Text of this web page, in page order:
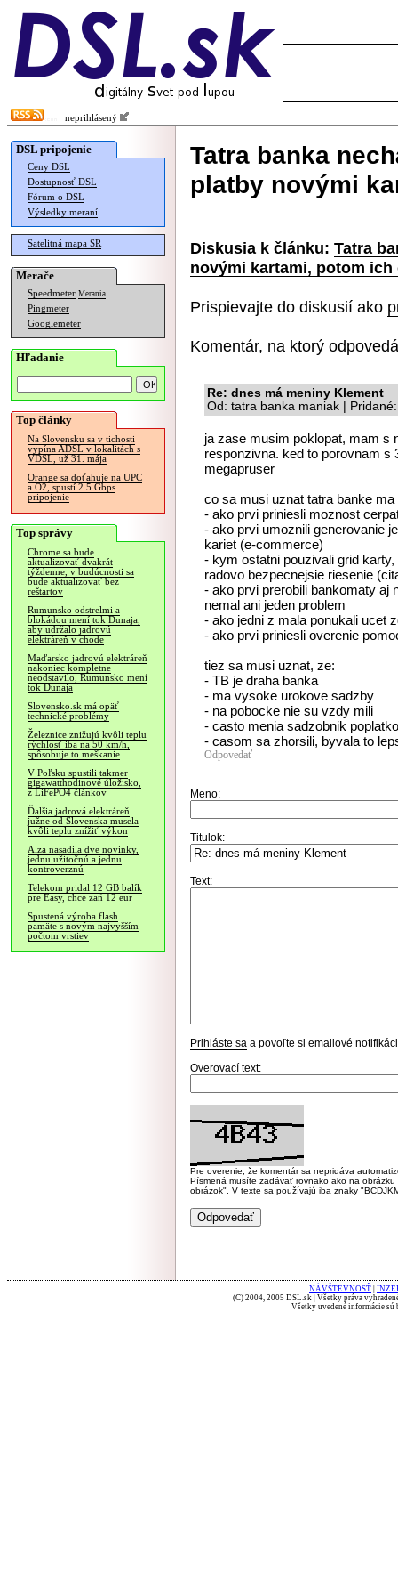
neprihlásený
DSL pripojenie
Ceny DSL
Dostupnosť DSL
Fórum o DSL
Výsledky meraní
Satelitná mapa SR
Merače
Speedmeter Merania
Pingmeter
Googlemeter
Hľadanie
Top články
Na Slovensku sa v tichosti
vypína ADSL v lokalitách s
VDSL, už 31. mája
Orange sa doťahuje na UPC
a O2, spustí 2.5 Gbps
pripojenie
Top správy
Chrome sa bude
aktualizovať dvakrát
týždenne, v budúcnosti sa
bude aktualizovať bez
reštartov
Rumunsko odstrelmi a
blokádou mení tok Dunaja,
aby udržalo jadrovú
elektráreň v chode
Maďarsko jadrovú elektráreň
nakoniec kompletne
neodstavilo, Rumunsko mení
tok Dunaja
Slovensko.sk má opäť
technické problémy
Železnice znižujú kvôli teplu
rýchlosť iba na 50 km/h,
spôsobuje to meškanie
V Poľsku spustili takmer
gigawatthodinové úložisko,
z LiFePO4 článkov
Ďalšia jadrová elektráreň
južne od Slovenska musela
kvôli teplu znížiť výkon
Alza nasadila dve novinky,
jednu užitočnú a jednu
kontroverznú
Telekom pridal 12 GB balík
pre Easy, chce zaň 12 eur
Spustená výroba flash
pamäte s novým najvyšším
počtom vrstiev
Tatra banka
platby novými
Diskusia k článku: Tatra
novými kartami, potom ich
Prispievajte do diskusií ako
Komentár, na ktorý
Re: dnes má meniny Klement
Od: tatra banka maniak |
ja zase musim poklopat, mam s
responzivna. ked to porovnam s
megapruser
co sa musi uznat tatra banke
- ako prvi priniesli moznost
- ako prvi umoznili generovanie
kariet (e-commerce)
- kym ostatni pouzivali grid
radovo bezpecnejsie riesenie
- ako prvi prerobili bankomaty aj
nemal ani jeden problem
- ako jedni z mala ponukali ucet
- ako prvi priniesli overenie
tiez sa musi uznat, ze:
- TB je draha banka
- ma vysoke urokove sadzby
- na pobocke nie su vzdy mili
- casto menia sadzobnik
- casom sa zhorsili, byvala to
Odpovedať
Meno:
Titulok:
Text:
Prihláste sa a povoľte si emailové
Overovací text:
Pre overenie, že komentár sa nepridáva
Písmená musíte zadávať rovnako ako na
obrázok". V texte sa používajú iba znaky
NÁVŠTEVNOSŤ
(C) 2004, 2005 DSL.sk | Všetky práva
Všetky uvedené informácie sú